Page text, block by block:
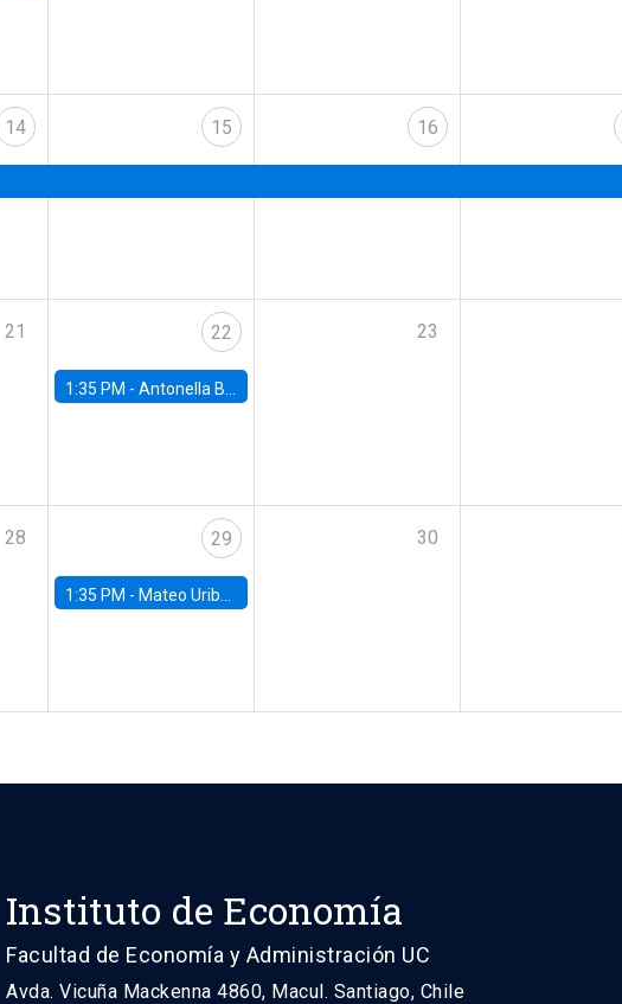
14 15 16
21 22
1:35 PM -Antonella Bancalari, Institute for Fiscal Studies (IFS) and Research Associate at University College London (UCL)
23
28 29
1:35 PM - Mateo Uribe-Castro, Universidad de los Andes (Colombia)
30
Instituto de Economía
Facultad de Economía y Administración UC
Avda. Vicuña Mackenna 4860, Macul. Santiago, Chile